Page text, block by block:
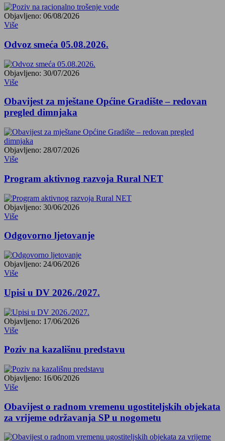
Objavljeno: 06/08/2026
Više
Odvoz smeća 05.08.2026.
Objavljeno: 30/07/2026
Više
Obavijest za mještane Općine Gradište – redovan
pregled dimnjaka
Objavljeno: 28/07/2026
Više
Program aktivnog razvoja Rural NET
Objavljeno: 30/06/2026
Više
Odgovorno ljetovanje
Objavljeno: 24/06/2026
Više
Upisi u DV 2026./2027.
Objavljeno: 17/06/2026
Više
Poziv na kazališnu predstavu
Objavljeno: 16/06/2026
Više
Obavijest o radnom vremenu ugostiteljskih objekata
za vrijeme održavanja SP u nogometu